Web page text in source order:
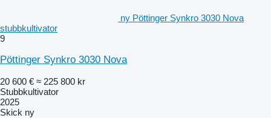
ny Pöttinger Synkro 3030 Nova
stubbkultivator
9
Pöttinger Synkro 3030 Nova
20 600 € ≈ 225 800 kr
Stubbkultivator
2025
Skick ny